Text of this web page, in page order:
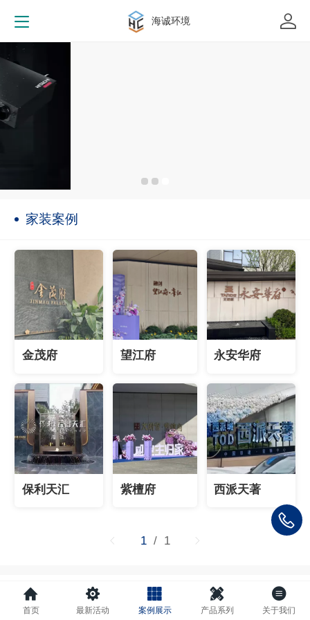
海诚环境
家装案例
金茂府 望江府 永安华府
保利天汇 紫檀府 西派天著
1 / 1
工装案例
首页 最新活动 案例展示 产品系列 关于我们